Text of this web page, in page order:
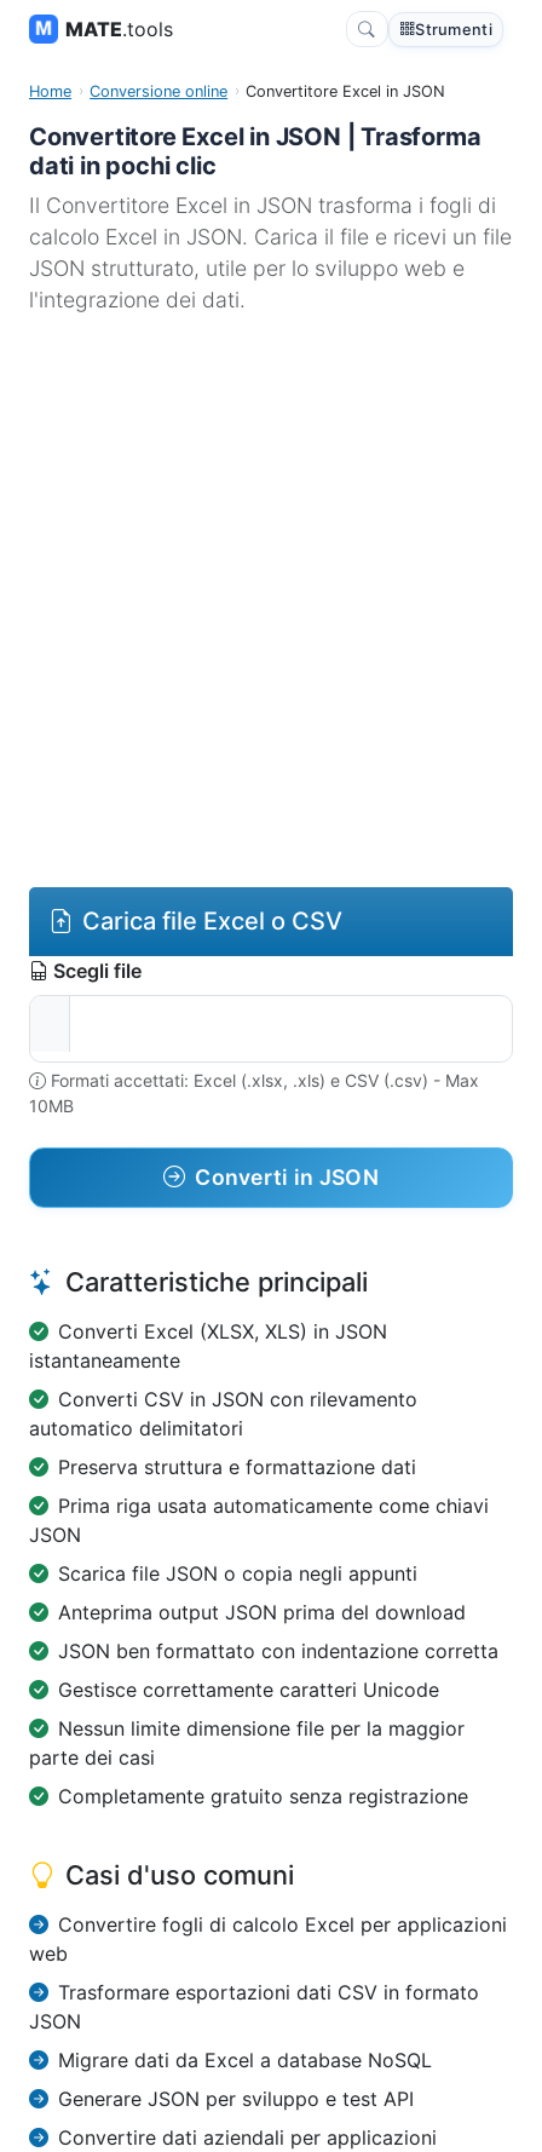
MATE.tools Strumenti
Home Conversione online Convertitore Excel in JSON
Convertitore Excel in JSON | Trasforma
dati in pochi clic
Il Convertitore Excel in JSON trasforma i fogli di
calcolo Excel in JSON. Carica il file e ricevi un file
JSON strutturato, utile per lo sviluppo web e
l'integrazione dei dati.
Carica file Excel o CSV
Scegli file
Formati accettati: Excel (.xlsx, .xls) e CSV (.csv) - Max
10MB
Converti in JSON
Caratteristiche principali
Converti Excel (XLSX, XLS) in JSON
istantaneamente
Converti CSV in JSON con rilevamento
automatico delimitatori
Preserva struttura e formattazione dati
Prima riga usata automaticamente come chiavi
JSON
Scarica file JSON o copia negli appunti
Anteprima output JSON prima del download
JSON ben formattato con indentazione corretta
Gestisce correttamente caratteri Unicode
Nessun limite dimensione file per la maggior
parte dei casi
Completamente gratuito senza registrazione
Casi d'uso comuni
Convertire fogli di calcolo Excel per applicazioni
web
Trasformare esportazioni dati CSV in formato
JSON
Migrare dati da Excel a database NoSQL
Generare JSON per sviluppo e test API
Convertire dati aziendali per applicazioni